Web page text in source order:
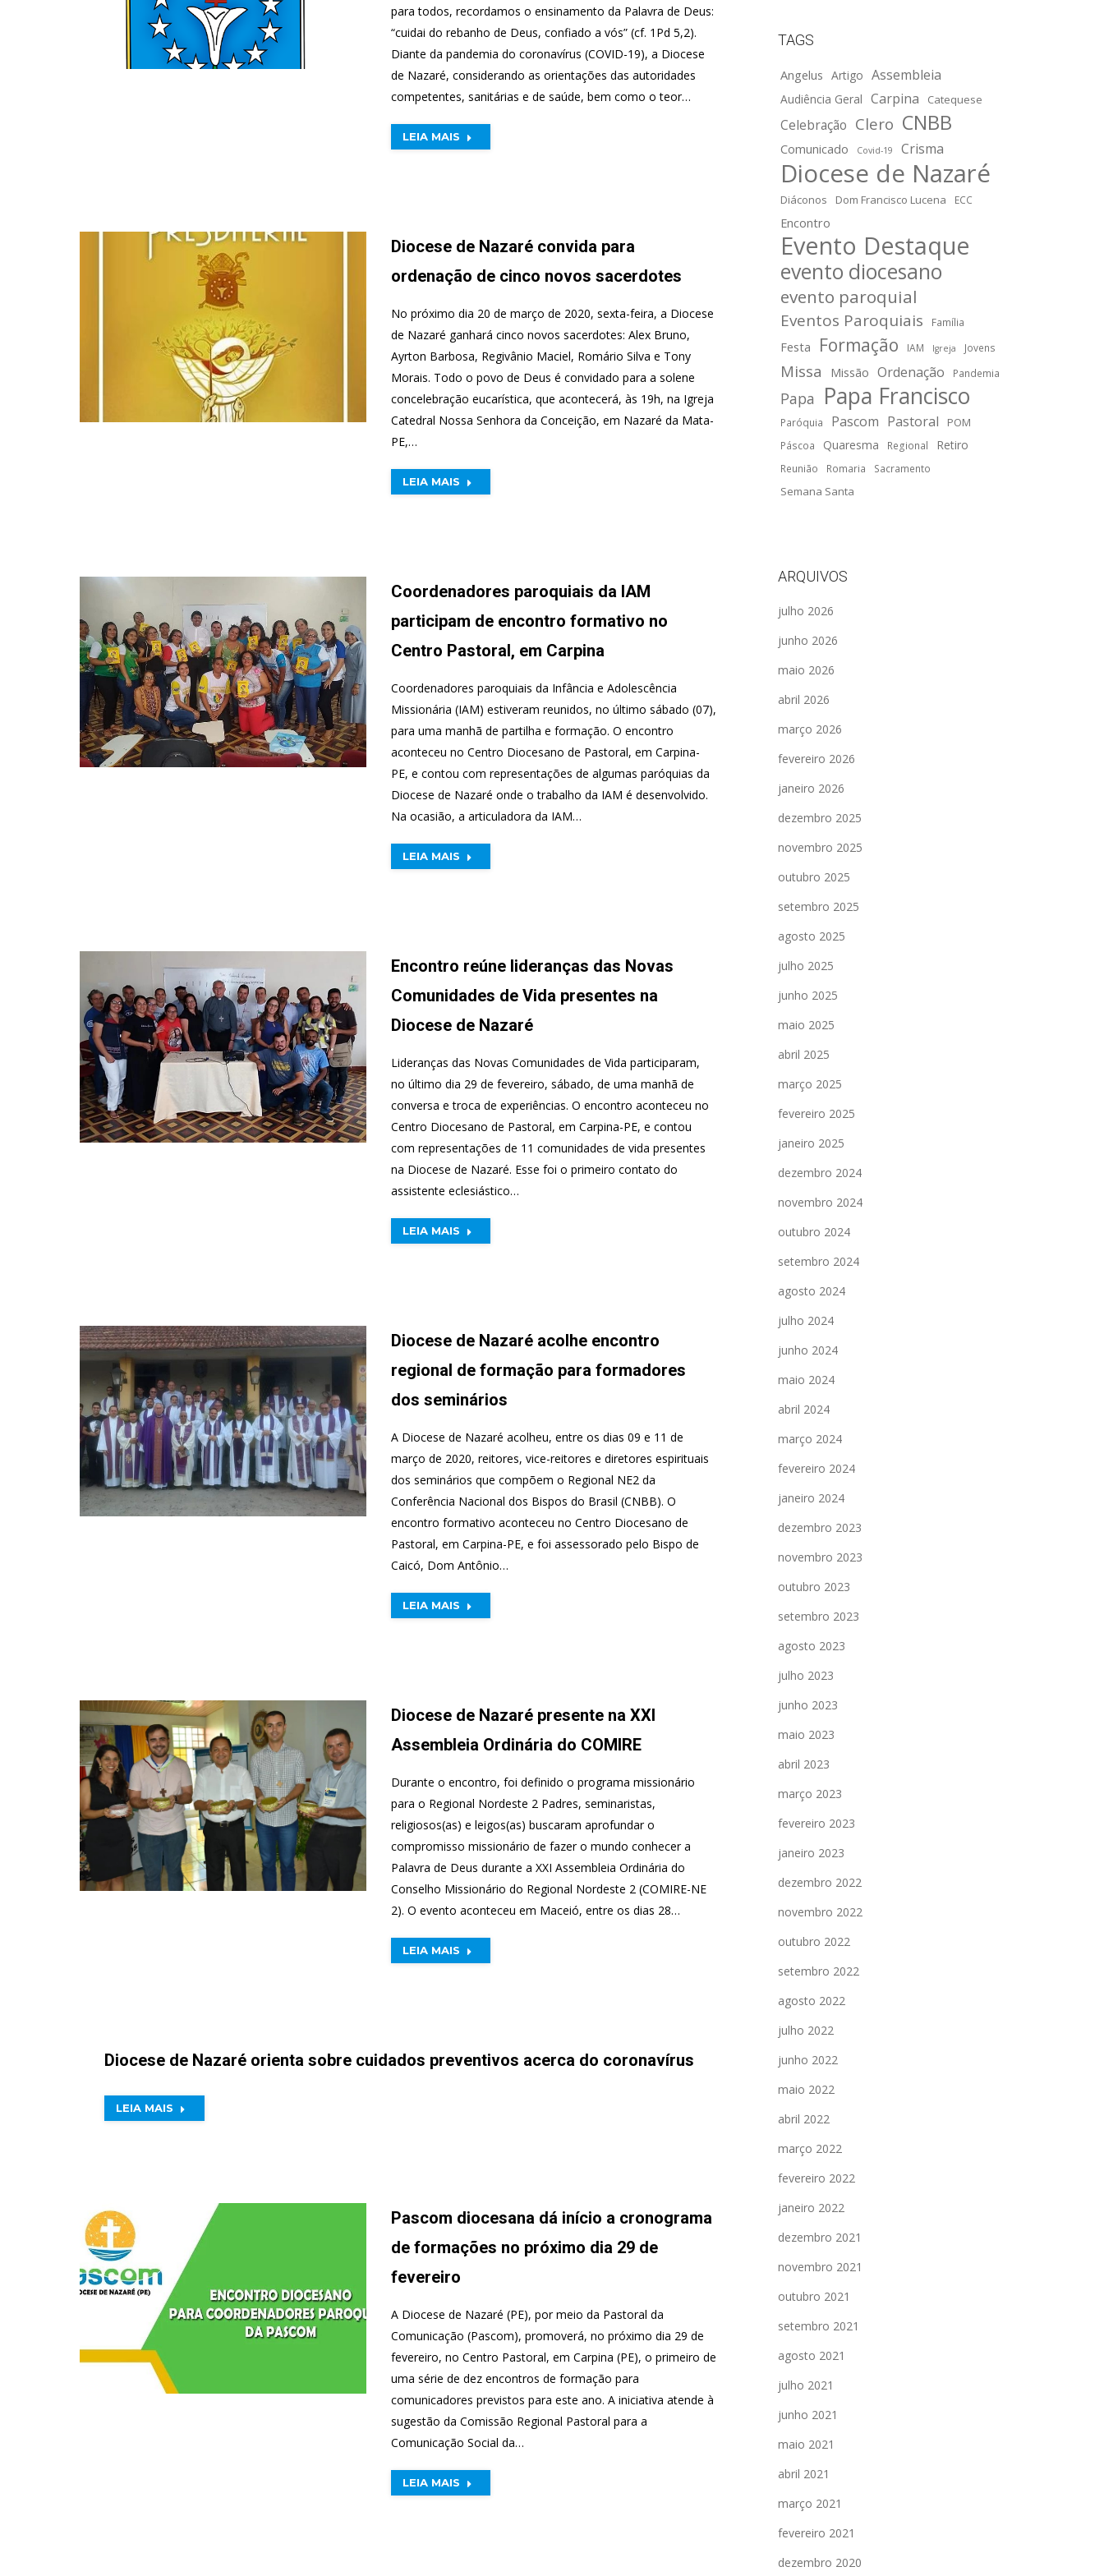
para todos, recordamos o ensinamento da Palavra de Deus:
“cuidai do rebanho de Deus, confiado a vós” (cf. 1Pd 5,2).
Diante da pandemia do coronavírus (COVID-19), a Diocese
de Nazaré, considerando as orientações das autoridades
competentes, sanitárias e de saúde, bem como o teor…
LEIA MAIS
Diocese de Nazaré convida para
ordenação de cinco novos sacerdotes
No próximo dia 20 de março de 2020, sexta-feira, a Diocese
de Nazaré ganhará cinco novos sacerdotes: Alex Bruno,
Ayrton Barbosa, Regivânio Maciel, Romário Silva e Tony
Morais. Todo o povo de Deus é convidado para a solene
concelebração eucarística, que acontecerá, às 19h, na Igreja
Catedral Nossa Senhora da Conceição, em Nazaré da Mata-
PE,…
LEIA MAIS
Coordenadores paroquiais da IAM
participam de encontro formativo no
Centro Pastoral, em Carpina
Coordenadores paroquiais da Infância e Adolescência
Missionária (IAM) estiveram reunidos, no último sábado (07),
para uma manhã de partilha e formação. O encontro
aconteceu no Centro Diocesano de Pastoral, em Carpina-
PE, e contou com representações de algumas paróquias da
Diocese de Nazaré onde o trabalho da IAM é desenvolvido.
Na ocasião, a articuladora da IAM…
LEIA MAIS
Encontro reúne lideranças das Novas
Comunidades de Vida presentes na
Diocese de Nazaré
Lideranças das Novas Comunidades de Vida participaram,
no último dia 29 de fevereiro, sábado, de uma manhã de
conversa e troca de experiências. O encontro aconteceu no
Centro Diocesano de Pastoral, em Carpina-PE, e contou
com representações de 11 comunidades de vida presentes
na Diocese de Nazaré. Esse foi o primeiro contato do
assistente eclesiástico…
LEIA MAIS
Diocese de Nazaré acolhe encontro
regional de formação para formadores
dos seminários
A Diocese de Nazaré acolheu, entre os dias 09 e 11 de
março de 2020, reitores, vice-reitores e diretores espirituais
dos seminários que compõem o Regional NE2 da
Conferência Nacional dos Bispos do Brasil (CNBB). O
encontro formativo aconteceu no Centro Diocesano de
Pastoral, em Carpina-PE, e foi assessorado pelo Bispo de
Caicó, Dom Antônio…
LEIA MAIS
Diocese de Nazaré presente na XXI
Assembleia Ordinária do COMIRE
Durante o encontro, foi definido o programa missionário
para o Regional Nordeste 2 Padres, seminaristas,
religiosos(as) e leigos(as) buscaram aprofundar o
compromisso missionário de fazer o mundo conhecer a
Palavra de Deus durante a XXI Assembleia Ordinária do
Conselho Missionário do Regional Nordeste 2 (COMIRE-NE
2). O evento aconteceu em Maceió, entre os dias 28…
LEIA MAIS
Diocese de Nazaré orienta sobre cuidados preventivos acerca do coronavírus
LEIA MAIS
Pascom diocesana dá início a cronograma
de formações no próximo dia 29 de
fevereiro
A Diocese de Nazaré (PE), por meio da Pastoral da
Comunicação (Pascom), promoverá, no próximo dia 29 de
fevereiro, no Centro Pastoral, em Carpina (PE), o primeiro de
uma série de dez encontros de formação para
comunicadores previstos para este ano. A iniciativa atende à
sugestão da Comissão Regional Pastoral para a
Comunicação Social da…
LEIA MAIS
TAGS
Angelus Artigo Assembleia
Audiência Geral Carpina Catequese
Celebração Clero CNBB
Comunicado Covid-19 Crisma
Diocese de Nazaré
Diáconos Dom Francisco Lucena ECC
Encontro
Evento Destaque
evento diocesano
evento paroquial
Eventos Paroquiais Família
Festa Formação IAM Igreja Jovens
Missa Missão Ordenação Pandemia
Papa Papa Francisco
Paróquia Pascom Pastoral POM
Páscoa Quaresma Regional Retiro
Reunião Romaria Sacramento
Semana Santa
ARQUIVOS
julho 2026
junho 2026
maio 2026
abril 2026
março 2026
fevereiro 2026
janeiro 2026
dezembro 2025
novembro 2025
outubro 2025
setembro 2025
agosto 2025
julho 2025
junho 2025
maio 2025
abril 2025
março 2025
fevereiro 2025
janeiro 2025
dezembro 2024
novembro 2024
outubro 2024
setembro 2024
agosto 2024
julho 2024
junho 2024
maio 2024
abril 2024
março 2024
fevereiro 2024
janeiro 2024
dezembro 2023
novembro 2023
outubro 2023
setembro 2023
agosto 2023
julho 2023
junho 2023
maio 2023
abril 2023
março 2023
fevereiro 2023
janeiro 2023
dezembro 2022
novembro 2022
outubro 2022
setembro 2022
agosto 2022
julho 2022
junho 2022
maio 2022
abril 2022
março 2022
fevereiro 2022
janeiro 2022
dezembro 2021
novembro 2021
outubro 2021
setembro 2021
agosto 2021
julho 2021
junho 2021
maio 2021
abril 2021
março 2021
fevereiro 2021
dezembro 2020